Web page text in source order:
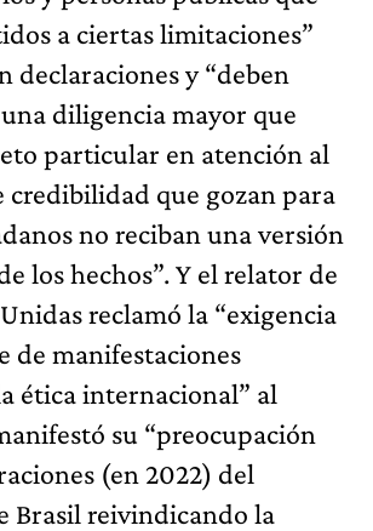
a ciertas limitaciones”
declaraciones y “deben
diligencia mayor que
particular en atención al
credibilidad que gozan para
no reciban una versión
los hechos”. Y el relator de
reclamó la “exigencia
de manifestaciones
ética internacional” al
su “preocupación
(en 2022) del
Brasil reivindicando la